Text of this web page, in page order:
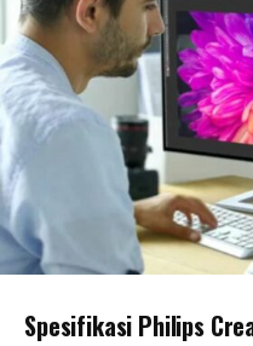
Spesifikasi Philips